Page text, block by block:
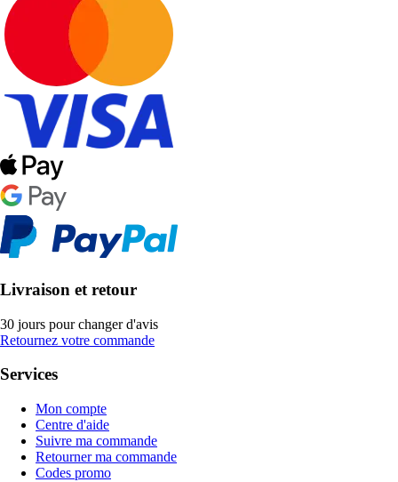
Livraison et retour
30 jours pour changer d'avis
Retournez votre commande
Services
Mon compte
Centre d'aide
Suivre ma commande
Retourner ma commande
Codes promo